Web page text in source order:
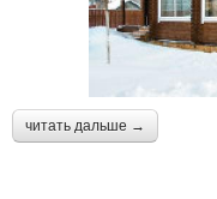
читать дальше →